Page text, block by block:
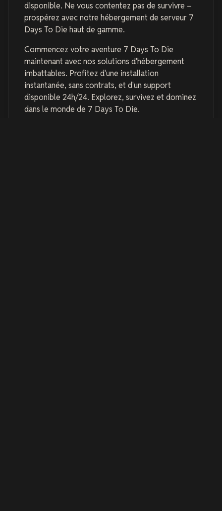
disponible. Ne vous contentez pas de survivre –
prospérez avec notre hébergement de serveur 7
Days To Die haut de gamme.
Commencez votre aventure 7 Days To Die
maintenant avec nos solutions d'hébergement
imbattables. Profitez d'une installation
instantanée, sans contrats, et d'un support
disponible 24h/24. Explorez, survivez et dominez
dans le monde de 7 Days To Die.